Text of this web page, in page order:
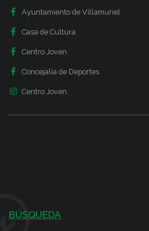
Ayuntamiento de Villamuriel
Casa de Cultura
Centro Joven
Concejalía de Deportes
Centro Joven
BÚSQUEDA